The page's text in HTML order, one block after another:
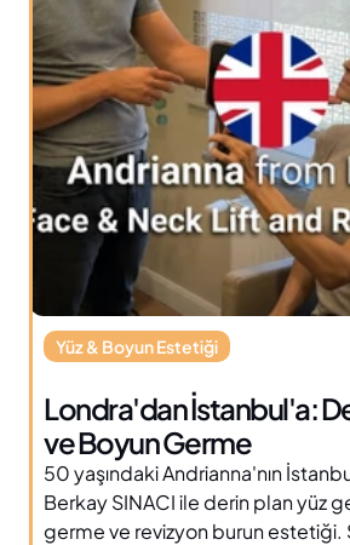
Yüz & Boyun Estetiği
Londra'dan İstanbul'a:
ve Boyun Germe
50 yaşındaki Andrianna'nın
Berkay SINACI ile derin plan yüz
germe ve revizyon burun estetiği.